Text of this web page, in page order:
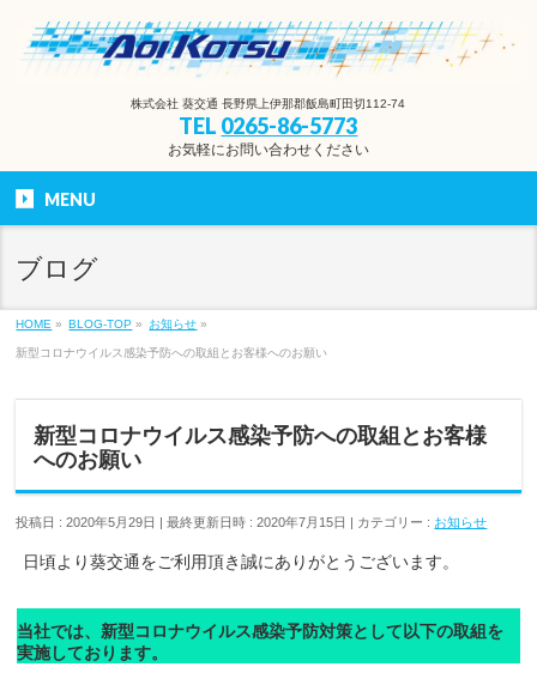
株式会社 葵交通 長野県上伊那郡飯島町田切112-74
TEL 0265-86-5773
お気軽にお問い合わせください
MENU
ブログ
HOME » BLOG-TOP » お知らせ »
新型コロナウイルス感染予防への取組とお客様へのお願い
新型コロナウイルス感染予防への取組とお客様
へのお願い
投稿日 : 2020年5月29日 最終更新日時 : 2020年7月15日 カテゴリー : お知らせ
日頃より葵交通をご利用頂き誠にありがとうございます。
当社では、新型コロナウイルス感染予防対策として以下の取組を
実施しております。